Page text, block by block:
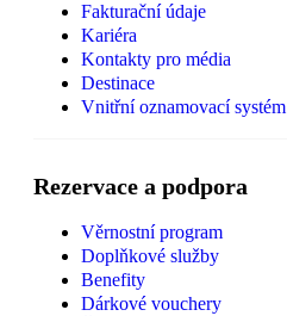
Fakturační údaje
Kariéra
Kontakty pro média
Destinace
Vnitřní oznamovací systém
Rezervace a podpora
Věrnostní program
Doplňkové služby
Benefity
Dárkové vouchery